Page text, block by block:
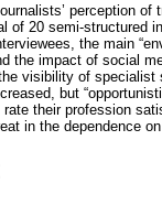
perception
of 20 semi-structured
the main
the impact of social
visibility of
but
their profession
in the dependence